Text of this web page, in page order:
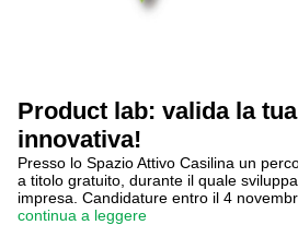
Product lab: valida la
innovativa!
Presso lo Spazio Attivo Casilina un
a titolo gratuito, durante il quale
impresa. Candidature entro il 4
continua a leggere